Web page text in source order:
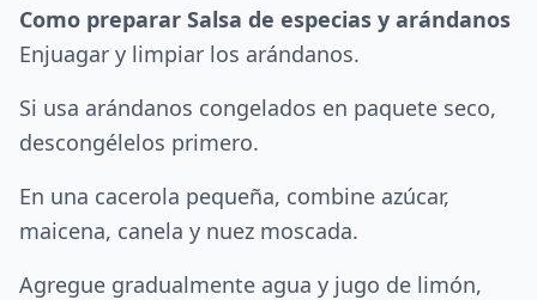
Como preparar Salsa de especias y arándanos
Enjuagar y limpiar los arándanos.
Si usa arándanos congelados en paquete seco,
descongélelos primero.
En una cacerola pequeña, combine azúcar,
maicena, canela y nuez moscada.
Agregue gradualmente agua y jugo de limón,